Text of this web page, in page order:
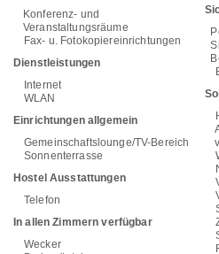
Konferenz- und
Veranstaltungsräume
Fax- u. Fotokopiereinrichtungen
Dienstleistungen
Internet
WLAN
Einrichtungen allgemein
Gemeinschaftslounge/TV-Bereich
Sonnenterrasse
Hostel Ausstattungen
Telefon
In allen Zimmern verfügbar
Wecker